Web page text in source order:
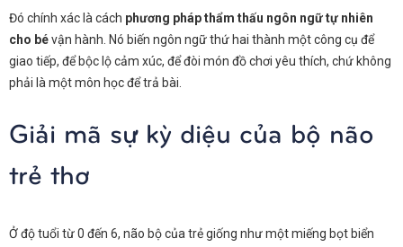
Đó chính xác là cách phương pháp thẩm thấu ngôn ngữ tự nhiên
cho bévận hành. Nó biến ngôn ngữ thứ hai thành một công cụ để
giao tiếp, để bộc lộ cảm xúc, để đòi món đồ chơi yêu thích, chứ không
phải là một môn học để trả bài.
Giải mã sự kỳ diệu của bộ não
trẻ thơ
Ở độ tuổi từ 0 đến 6, não bộ của trẻ giống như một miếng bọt biển